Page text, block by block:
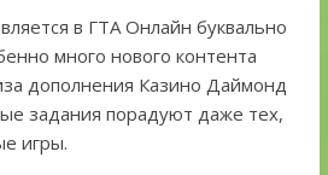
в ГТА Онлайн буквально
много нового контента
дополнения Казино Даймонд
задания порадуют даже тех,
игры.